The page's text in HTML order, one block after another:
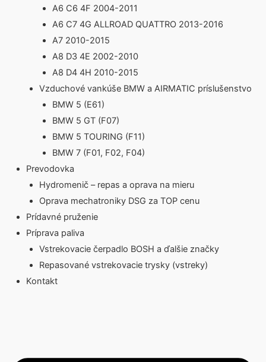
A6 C6 4F 2004-2011
A6 C7 4G ALLROAD QUATTRO 2013-2016
A7 2010-2015
A8 D3 4E 2002-2010
A8 D4 4H 2010-2015
Vzduchové vankúše BMW a AIRMATIC príslušenstvo
BMW 5 (E61)
BMW 5 GT (F07)
BMW 5 TOURING (F11)
BMW 7 (F01, F02, F04)
Prevodovka
Hydromenič – repas a oprava na mieru
Oprava mechatroniky DSG za TOP cenu
Prídavné pruženie
Príprava paliva
Vstrekovacie čerpadlo BOSH a ďalšie značky
Repasované vstrekovacie trysky (vstreky)
Kontakt